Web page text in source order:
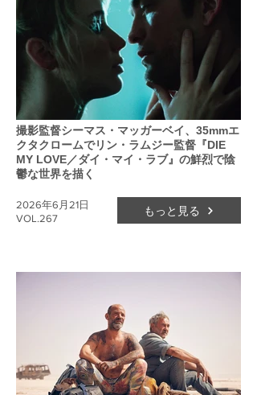
撮影監督シーマス・マッガーベイ、35mmエ
クタクロームでリン・ラムジー監督『DIE
MY LOVE／ダイ・マイ・ラブ』の鮮烈で陰
鬱な世界を描く
VOL.267
2026年6月21日 もっと見る